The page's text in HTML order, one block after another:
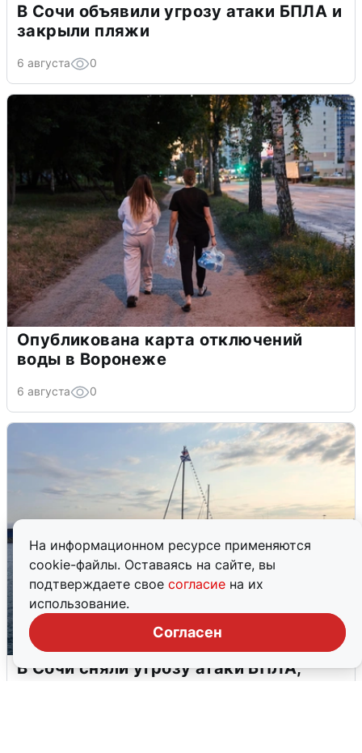
На информационном ресурсе применяются
cookie-файлы. Оставаясь на сайте, вы
подтверждаете свое согласие на их
использование.
Согласен
В Сочи объявили угрозу атаки БПЛА и
закрыли пляжи
6 августа 0
Опубликована карта отключений
воды в Воронеже
6 августа 0
В Сочи сняли угрозу атаки БПЛА,